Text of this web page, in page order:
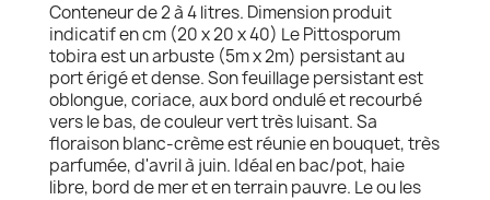
Conteneur de 2 à 4 litres. Dimension produit
indicatif en cm (20 x 20 x 40) Le Pittosporum
tobira est un arbuste (5m x 2m) persistant au
port érigé et dense. Son feuillage persistant est
oblongue, coriace, aux bord ondulé et recourbé
vers le bas, de couleur vert très luisant. Sa
floraison blanc-crème est réunie en bouquet, très
parfumée, d'avril à juin. Idéal en bac/pot, haie
libre, bord de mer et en terrain pauvre. Le ou les